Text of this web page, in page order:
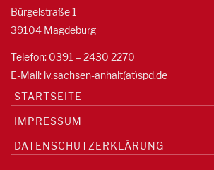
Bürgelstraße 1
39104 Magdeburg
Telefon: 0391 – 2430 2270
E-Mail: lv.sachsen-anhalt(at)spd.de
STARTSEITE
IMPRESSUM
DATENSCHUTZERKLÄRUNG